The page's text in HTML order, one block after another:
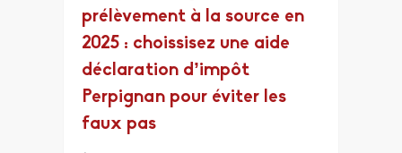
prélèvement à la source en
2025 : choissisez une aide
déclaration d’impôt
Perpignan pour éviter les
faux pas